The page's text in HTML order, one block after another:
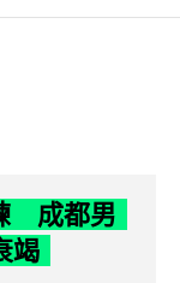
成都男
竭